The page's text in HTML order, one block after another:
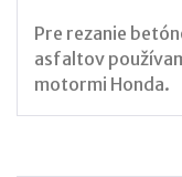
špár
Pre rezanie
asfaltov
motormi Honda.